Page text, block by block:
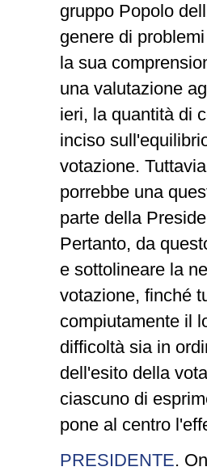
gruppo Popolo
genere di
la sua
una valutazione
ieri, la quantità di
inciso
votazione.
porrebbe una
parte della
Pertanto, da
e sottolineare la
votazione, finché
compiutamente il
difficoltà sia in
dell'esito della
ciascuno di
pone al centro
PRESIDENTE.